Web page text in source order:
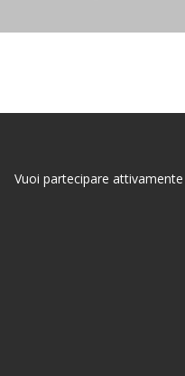
Vuoi partecipare